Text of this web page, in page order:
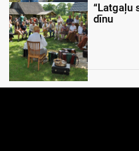
“Latgaļu
dīnu